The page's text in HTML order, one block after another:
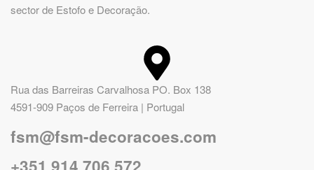
sector de Estofo e Decoração.
Rua das Barreiras Carvalhosa PO. Box 138
4591-909 Paços de Ferreira | Portugal
fsm@fsm-decoracoes.com
+351 914 706 572